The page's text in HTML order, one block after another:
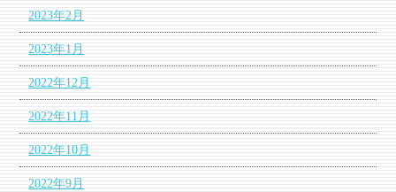
2023年2月
2023年1月
2022年12月
2022年11月
2022年10月
2022年9月